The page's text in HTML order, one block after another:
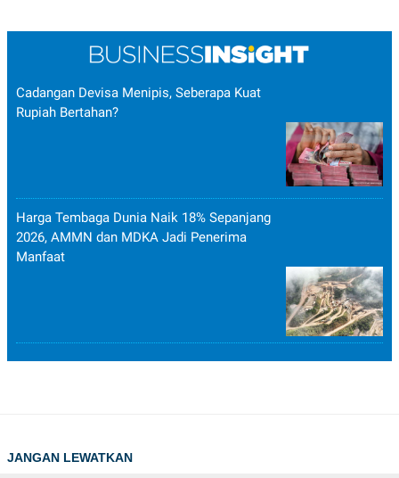
Cadangan Devisa Menipis, Seberapa Kuat
Rupiah Bertahan?
Harga Tembaga Dunia Naik 18% Sepanjang
2026, AMMN dan MDKA Jadi Penerima
Manfaat
JANGAN LEWATKAN